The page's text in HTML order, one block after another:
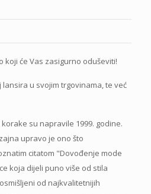
koji će Vas zasigurno oduševiti!
u svojim trgovinama, te već
su napravile 1999. godine.
upravo je ono što
citatom "Dovođenje mode
koja dijeli puno više od stila
od najkvalitetnijih